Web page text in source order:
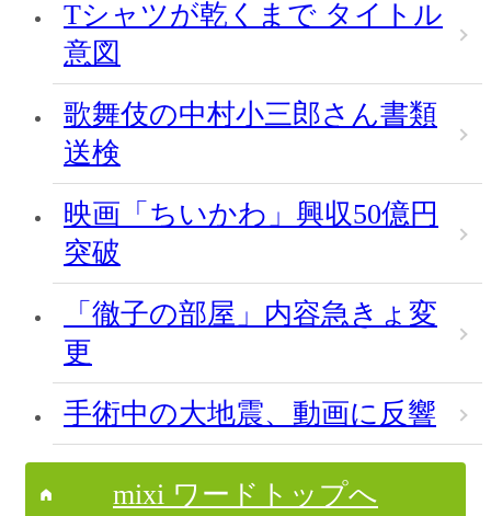
Tシャツが乾くまで タイトル
意図
歌舞伎の中村小三郎さん書類
送検
映画「ちいかわ」興収50億円
突破
「徹子の部屋」内容急きょ変
更
手術中の大地震、動画に反響
mixi ワードトップへ